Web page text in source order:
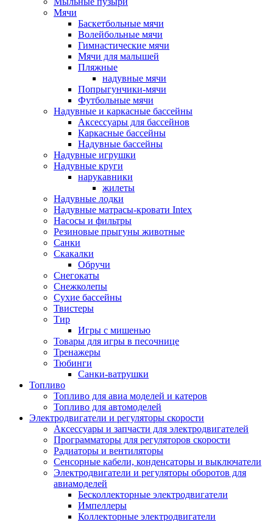
Мячи
Баскетбольные мячи
Волейбольные мячи
Гимнастические мячи
Мячи для малышей
Пляжные
надувные мячи
Попрыгунчики-мячи
Футбольные мячи
Надувные и каркасные бассейны
Аксессуары для бассейнов
Каркасные бассейны
Надувные бассейны
Надувные игрушки
Надувные круги
нарукавники
жилеты
Надувные лодки
Надувные матрасы-кровати Intex
Насосы и фильтры
Резиновые прыгуны животные
Санки
Скакалки
Обручи
Снегокаты
Снежколепы
Сухие бассейны
Твистеры
Тир
Игры с мишенью
Товары для игры в песочнице
Тренажеры
Тюбинги
Санки-ватрушки
Топливо
Топливо для авиа моделей и катеров
Топливо для автомоделей
Электродвигатели и регуляторы скорости
Аксессуары и запчасти для электродвигателей
Программаторы для регуляторов скорости
Радиаторы и вентиляторы
Сенсорные кабели, конденсаторы и выключатели
Электродвигатели и регуляторы оборотов для
авиамоделей
Бесколлекторные электродвигатели
Импеллеры
Коллекторные электродвигатели